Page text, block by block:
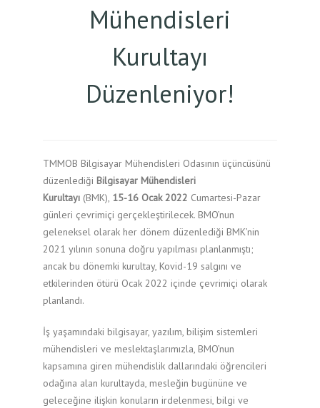
Mühendisleri
Kurultayı
Düzenleniyor!
TMMOB Bilgisayar Mühendisleri Odasının üçüncüsünü
düzenlediği Bilgisayar Mühendisleri
Kurultayı (BMK), 15-16 Ocak 2022 Cumartesi-Pazar
günleri çevrimiçi gerçekleştirilecek. BMO’nun
geleneksel olarak her dönem düzenlediği BMK’nin
2021 yılının sonuna doğru yapılması planlanmıştı;
ancak bu dönemki kurultay, Kovid-19 salgını ve
etkilerinden ötürü Ocak 2022 içinde çevrimiçi olarak
planlandı.
İş yaşamındaki bilgisayar, yazılım, bilişim sistemleri
mühendisleri ve meslektaşlarımızla, BMO’nun
kapsamına giren mühendislik dallarındaki öğrencileri
odağına alan kurultayda, mesleğin bugününe ve
geleceğine ilişkin konuların irdelenmesi, bilgi ve